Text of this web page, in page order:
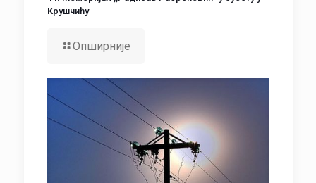
Крушчићу
Опширније